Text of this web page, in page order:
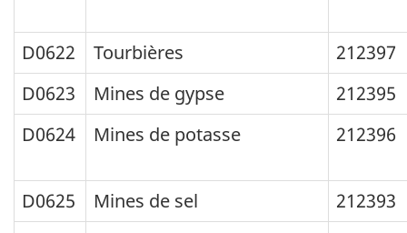
D0622 Tourbières
212397
D0623
Mines de gypse
212395
D0624
Mines de potasse 212396
D0625 Mines de sel
212393